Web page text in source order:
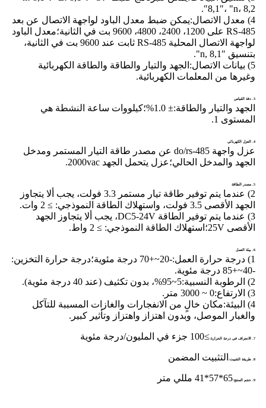
8,1"، "n، 8,2".
4) معدل الاتصال:
يمكن ضبط معدل الباود لواجهة الاتصال عن بعد
RS-485 على 1200، 2400، 4800، 9600 بت في الثانية؛معدل الباود
لواجهة الاتصال المحلية RS-485 ثابت عند 9600 بت في الثانية،
بتنسيق "n, 8,1".
5) بيانات الاتصال:
الجهد والتيار والطاقة والطاقة الكهربائية
وغيرها من المعلمات الكهربائية.
3. دقة القياس
الجهد والتيار والطاقة:
± 1.0%؛كيلووات ساعة النشطة هي
المستوى 1.
4. العزل الكهربائي
عزل واجهة do/rs-485 عن مصدر طاقة التيار المستمر ومدخل
الجهد والمدخل الحالي؛عزل يتحمل الجهد 2000vac.
5. مصدر الطاقة
2) عندما يتم توفير طاقة تيار مستمر 3.3 فولت، يجب ألا يتجاوز
الجهد الأقصى 3.5 فولت، واستهلاك الطاقة النموذجي: ≥ 2 وات.
3) عندما يتم توفير الطاقة DC5-24V، يجب ألا يتجاوز الجهد
الأقصى 25V؛استهلاك الطاقة النموذجي: ≥ 2 واط.
6. بيئة العمل
1) درجة حرارة العمل:
-20~+70 درجة مئوية؛درجة حرارة التخزين:
-40~+85 درجة مئوية.
2) الرطوبة النسبية:
5~95%، بدون تكثيف (عند 40 درجة مئوية).
3) الارتفاع:
0 ~ 3000 متر.
4) البيئة:
مكان خالٍ من الانفجارات والغازات المسببة للتآكل
والغبار الموصل، وبدون اهتزاز واهتزاز وتأثير كبير.
7. الانجراف في درجة الحرارة: ≥100 جزء في المليون/درجة مئوية
8. طريقة التثبيت: التثبيت المضمن
9. حجم المنتج: 65*57*41 مللي متر